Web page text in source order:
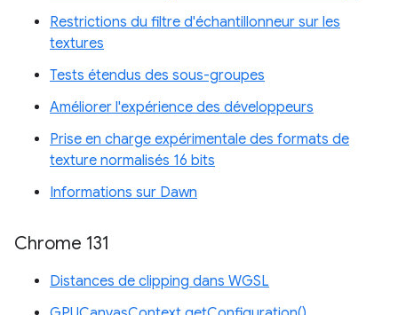
Restrictions du filtre d'échantillonneur sur les
textures
Tests étendus des sous-groupes
Améliorer l'expérience des développeurs
Prise en charge expérimentale des formats de
texture normalisés 16 bits
Informations sur Dawn
Chrome 131
Distances de clipping dans WGSL